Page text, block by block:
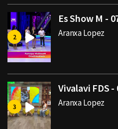
Es Show M -
Aranxa Lopez
Vivalavi FDS
Aranxa Lopez